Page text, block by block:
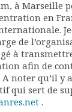
à Marseille
en
de
à
afin de
noter qu’il y
qui sert de
.